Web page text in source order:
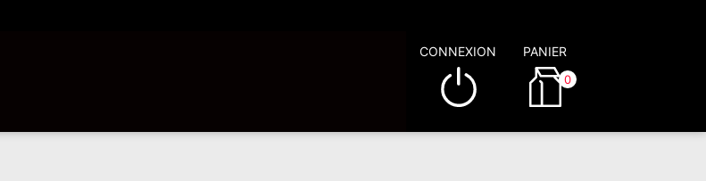
CONNEXION PANIER
0